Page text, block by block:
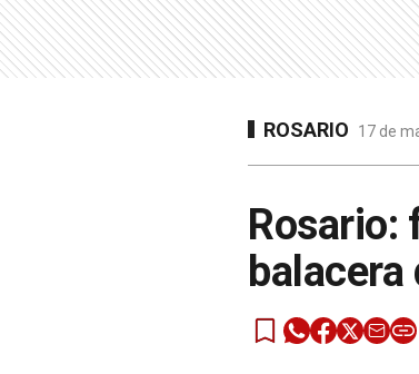
ROSARIO 17 de
Rosario: